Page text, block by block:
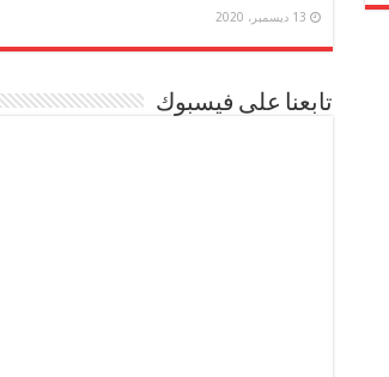
13 ديسمبر، 2020
تابعنا على فيسبوك